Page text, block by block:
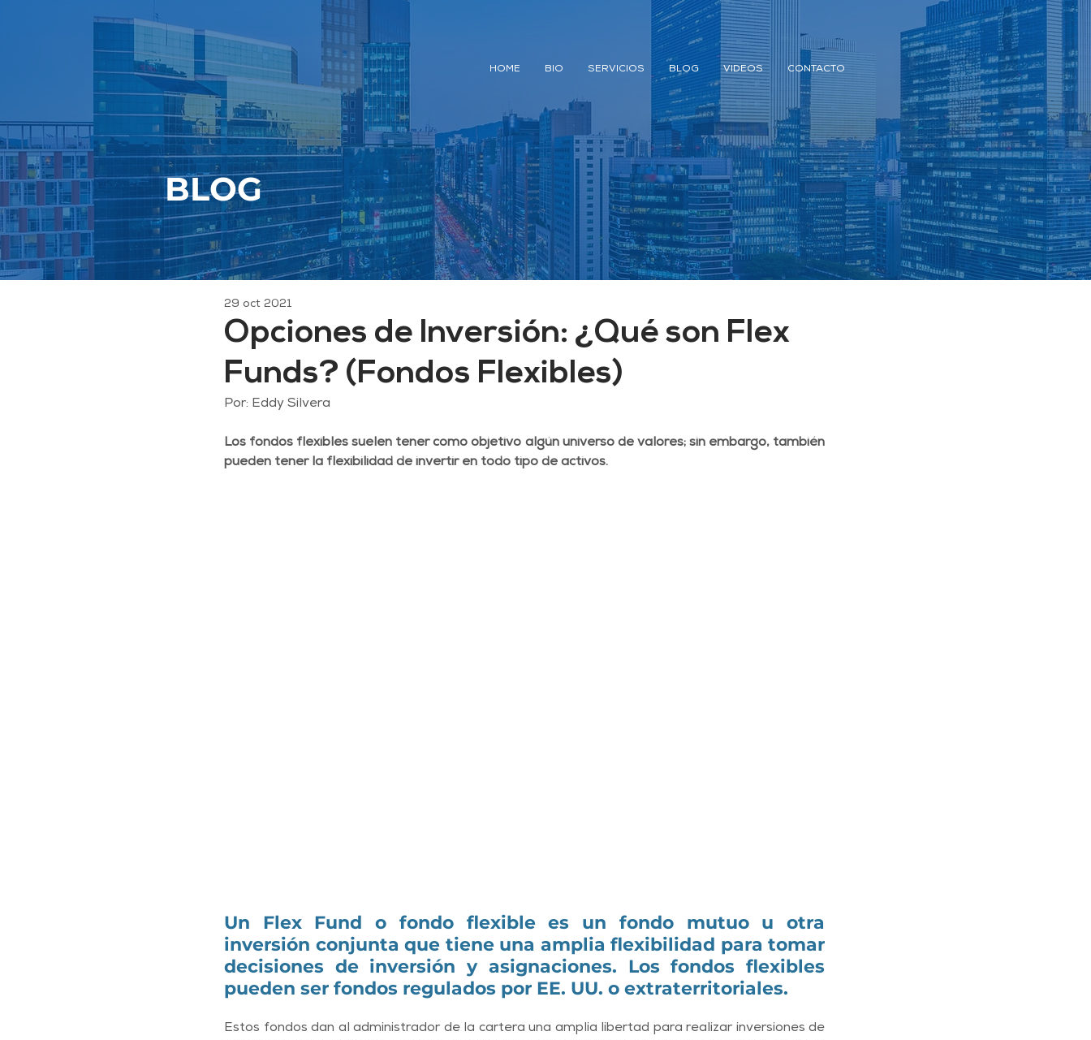
HOME BIO SERVICIOS BLOG VIDEOS CONTACTO
BLOG
Opciones de Inversión: ¿Qué son Flex
Funds? (Fondos Flexibles)
29 oct 2021
Por: Eddy Silvera
Los fondos flexibles suelen tener como objetivo algún universo de valores; sin embargo, también
pueden tener la flexibilidad de invertir en todo tipo de activos.
Un Flex Fund o fondo flexible es un fondo mutuo u otra
inversión conjunta que tiene una amplia flexibilidad para tomar
decisiones de inversión y asignaciones. Los fondos flexibles
pueden ser fondos regulados por EE. UU. o extraterritoriales.
Estos fondos dan al administrador de la cartera una amplia libertad para realizar inversiones de